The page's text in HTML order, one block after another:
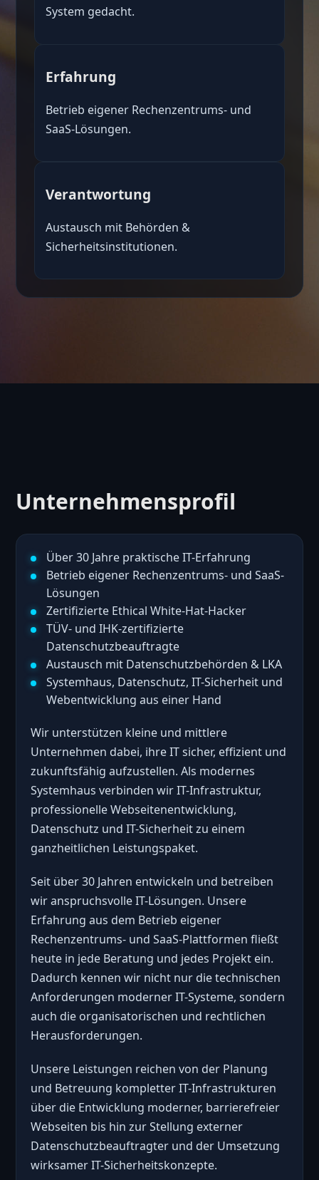
System gedacht.
Erfahrung
Betrieb eigener Rechenzentrums- und
SaaS-Lösungen.
Verantwortung
Austausch mit Behörden &
Sicherheitsinstitutionen.
Unternehmensprofil
Über 30 Jahre praktische IT-Erfahrung
Betrieb eigener Rechenzentrums- und SaaS-
Lösungen
Zertifizierte Ethical White-Hat-Hacker
TÜV- und IHK-zertifizierte
Datenschutzbeauftragte
Austausch mit Datenschutzbehörden & LKA
Systemhaus, Datenschutz, IT-Sicherheit und
Webentwicklung aus einer Hand
Wir unterstützen kleine und mittlere
Unternehmen dabei, ihre IT sicher, effizient und
zukunftsfähig aufzustellen. Als modernes
Systemhaus verbinden wir IT-Infrastruktur,
professionelle Webseitenentwicklung,
Datenschutz und IT-Sicherheit zu einem
ganzheitlichen Leistungspaket.
Seit über 30 Jahren entwickeln und betreiben
wir anspruchsvolle IT-Lösungen. Unsere
Erfahrung aus dem Betrieb eigener
Rechenzentrums- und SaaS-Plattformen fließt
heute in jede Beratung und jedes Projekt ein.
Dadurch kennen wir nicht nur die technischen
Anforderungen moderner IT-Systeme, sondern
auch die organisatorischen und rechtlichen
Herausforderungen.
Unsere Leistungen reichen von der Planung
und Betreuung kompletter IT-Infrastrukturen
über die Entwicklung moderner, barrierefreier
Webseiten bis hin zur Stellung externer
Datenschutzbeauftragter und der Umsetzung
wirksamer IT-Sicherheitskonzepte.